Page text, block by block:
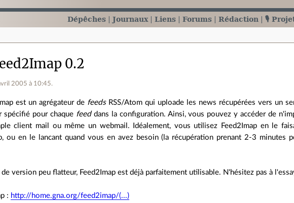
Dépêches Journaux Liens Forums Rédaction 🎙️
0.2
2005 à 10:45.
est un agrégateur de feedsRSS/Atom qui uploade les news récupérées vers un
spécifié pour chaque feeddans la configuration. Ainsi, vous pouvez y accéder de
client mail ou même un webmail. Idéalement, vous utilisez Feed2Imap en le
ou en le lancant quand vous en avez besoin (la récupération prenant 2-3 minutes
version peu flatteur, Feed2Imap est déjà parfaitement utilisable. N'hésitez pas à
: http://home.gna.org/feed2imap/(...)